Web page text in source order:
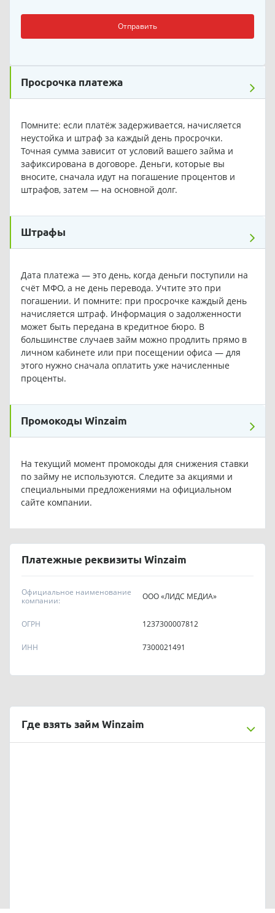
Отправить
Просрочка платежа
Помните: если платёж задерживается, начисляется
неустойка и штраф за каждый день просрочки.
Точная сумма зависит от условий вашего займа и
зафиксирована в договоре. Деньги, которые вы
вносите, сначала идут на погашение процентов и
штрафов, затем — на основной долг.
Штрафы
Дата платежа — это день, когда деньги поступили на
счёт МФО, а не день перевода. Учтите это при
погашении. И помните: при просрочке каждый день
начисляется штраф. Информация о задолженности
может быть передана в кредитное бюро. В
большинстве случаев займ можно продлить прямо в
личном кабинете или при посещении офиса — для
этого нужно сначала оплатить уже начисленные
проценты.
Промокоды Winzaim
На текущий момент промокоды для снижения ставки
по займу не используются. Следите за акциями и
специальными предложениями на официальном
сайте компании.
Платежные реквизиты Winzaim
Официальное наименование
компании:
ООО «ЛИДС МЕДИА»
ОГРН 1237300007812
ИНН 7300021491
Где взять займ Winzaim